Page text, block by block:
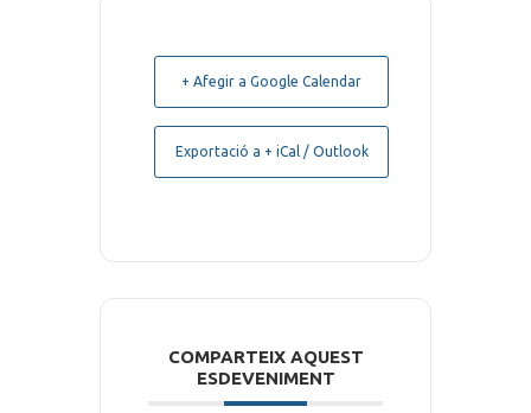
+ Afegir a Google Calendar
Exportació a + iCal / Outlook
COMPARTEIX AQUEST
ESDEVENIMENT